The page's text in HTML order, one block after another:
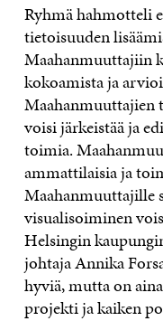
Ryhmä hahmotteli
tietoisuuden
Maahanmuuttajiin
kokoamista ja
Maahanmuuttajien
voisi järkeistää ja
toimia.
ammattilaisia ja
Maahanmuuttajille
visualisoiminen
Helsingin
johtaja Annika
hyviä, mutta on
projekti ja kaiken